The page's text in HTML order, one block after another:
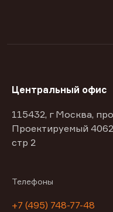
Центральный офис
115432, г Москва,
Проектируемый
стр 2
Телефоны
+7 (495) 748-77-48